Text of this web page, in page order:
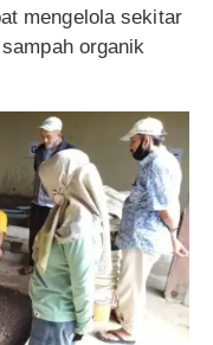
mengelola sekitar
organik